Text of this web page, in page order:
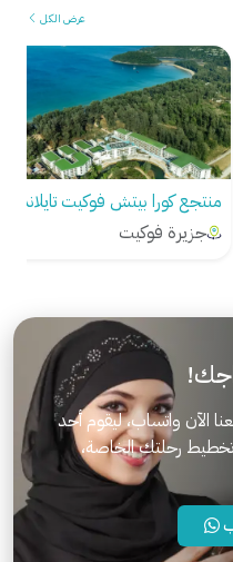
عرض الكل
منتجع كورا بيتش فوكيت تايلاند
جزيرة فوكيت
الآن واتساب، ليقوم أحد
رحلتك الخاصة،